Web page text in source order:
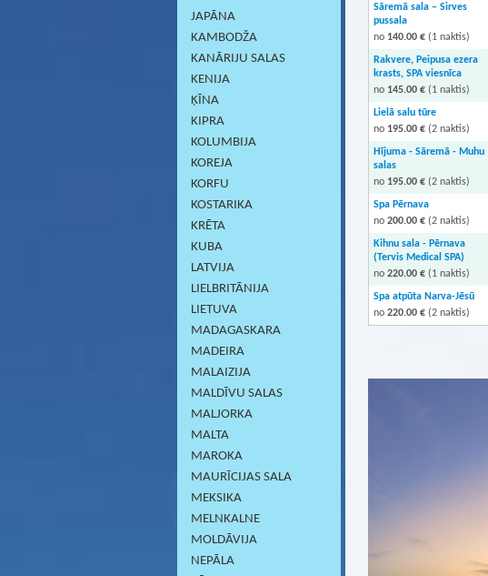
JAPĀNA
KAMBODŽA
KANĀRIJU SALAS
KENIJA
ĶĪNA
KIPRA
KOLUMBIJA
KOREJA
KORFU
KOSTARIKA
KRĒTA
KUBA
LATVIJA
LIELBRITĀNIJA
LIETUVA
MADAGASKARA
MADEIRA
MALAIZIJA
MALDĪVU SALAS
MALJORKA
MALTA
MAROKA
MAURĪCIJAS SALA
MEKSIKA
MELNKALNE
MOLDĀVIJA
NEPĀLA
Sāremā sala – Sirves
pussala
no 140.00 €(1 naktis)
Rakvere, Peipusa ezera
krasts, SPA viesnīca
no 145.00 €(1 naktis)
Lielā salu tūre
no 195.00 €(2 naktis)
Hījuma - Sāremā - Muhu
salas
no 195.00 €(2 naktis)
Spa Pērnava
no 200.00 €(2 naktis)
Kihnu sala - Pērnava
(Tervis Medical SPA)
no 220.00 €(1 naktis)
Spa atpūta Narva-Jēsū
no 220.00 €(2 naktis)